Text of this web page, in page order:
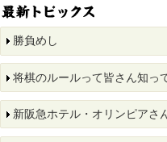
勝負めし
将棋のルールって皆さん知っ
新阪急ホテル・オリンピアさ